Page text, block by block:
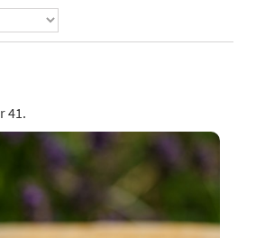
41.